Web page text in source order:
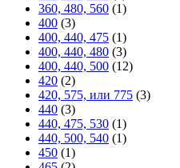
360, 480, 560 (1)
400 (3)
400, 440, 475 (1)
400, 440, 480 (3)
400, 440, 500 (12)
420 (2)
420, 575, или 775 (3)
440 (3)
440, 475, 530 (1)
440, 500, 540 (1)
450 (1)